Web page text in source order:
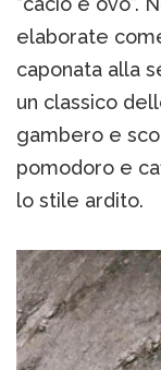
elaborate
caponata alla
un classico
gambero e
pomodoro e
lo stile ardito.